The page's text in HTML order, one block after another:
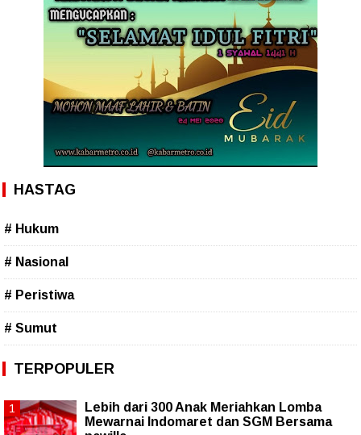
HASTAG
# Hukum
# Nasional
# Peristiwa
# Sumut
TERPOPULER
Lebih dari 300 Anak Meriahkan Lomba
Mewarnai Indomaret dan SGM Bersama